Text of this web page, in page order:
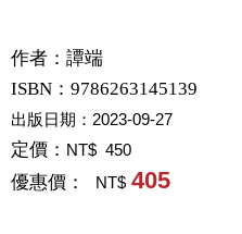
作者： 譚端
ISBN：9786263145139
出版日期： 2023-09-27
定價： NT$ 450
優惠價： NT$ 405